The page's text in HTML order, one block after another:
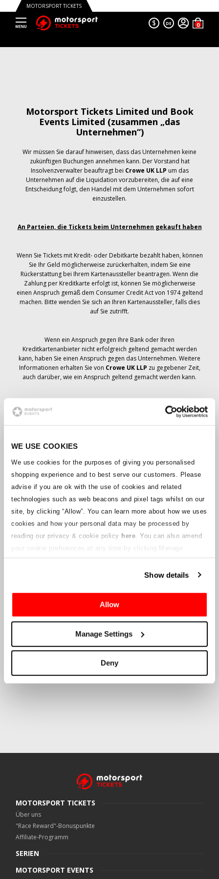
WE USE COOKIES
We use cookies for the purposes of giving you personalised
shopping experience and to best serve our customers. Please
advise if you are ok with the use of cookies and related
technologies such as web beacons and pixel tags whilst on our
site, by clicking “Allow”. You can learn more about how we uses
cookies and how your personal data may be processed by
reading our privacy & cookie policy here . You can also amend
your cookie preferences at any time by clicking Manage
Cookies in the footer of this site.
Show details
Allow
Manage Settings
Deny
MOTORSPORT TICKETS
$ DE
Motorsport Tickets Limited und Book
Events Limited (zusammen „das
Unternehmen“)
Wir müssen Sie darauf hinweisen, dass das Unternehmen keine
zukünftigen Buchungen annehmen kann. Der Vorstand hat
Insolvenzverwalter beauftragt bei Crowe UK LLP um das
Unternehmen auf die Liquidation vorzubereiten, die auf eine
Entscheidung folgt, den Handel mit dem Unternehmen sofort
einzustellen.
An Parteien, die Tickets beim Unternehmen gekauft haben
Wenn Sie Tickets mit Kredit- oder Debitkarte bezahlt haben, können
Sie Ihr Geld möglicherweise zurückerhalten, indem Sie eine
Rückerstattung bei Ihrem Kartenaussteller beantragen. Wenn die
Zahlung per Kreditkarte erfolgt ist, können Sie möglicherweise
einen Anspruch gemäß dem Consumer Credit Act von 1974 geltend
machen. Bitte wenden Sie sich an Ihren Kartenaussteller, falls dies
auf Sie zutrifft.
Wenn ein Anspruch gegen Ihre Bank oder Ihren
Kreditkartenanbieter nicht erfolgreich geltend gemacht werden
kann, haben Sie einen Anspruch gegen das Unternehmen. Weitere
Informationen erhalten Sie von Crowe UK LLP zu gegebener Zeit,
auch darüber, wie ein Anspruch geltend gemacht werden kann.
Sie haben eine Stornierungsmitteilung
bezüglich Ihrer Ticketbestellung erhalten, Ihre Buchung wurde nicht
storniert und es wird erwartet, dass Sie die von Ihnen bestellten
Unternehmens arbeitet mit den Lieferanten zusammen, um
Sollte sich der Status einzelner Buchungen ändern, wurden
Vorkehrungen getroffen, um Sie so schnell wie möglich zu
benachrichtigen. Zusätzliche Hinweise für Ticketinhaber werden auf
dieser Webseite veröffentlicht, sobald Informationen verfügbar
sind. Wir werden denjenigen mit gültigen Tickets auch eine neue E-
Mail-Adresse für den Kundenservice zur Verfügung stellen, die von
einem verbundenen Unternehmen verwaltet wird. Crowe U.K. LLP
kann keine Fragen zum Ticketvorgang und zum Zeitpunkt der
Liquidation zur Verfügung stellen, einschließlich Unterlagen
darüber, wie Sie eine Forderung gegen das Unternehmen geltend
machen können.
kann kontaktiert werden unter
motorsport.tickets@crowe.co.uk
MOTORSPORT TICKETS
Über uns
"Race Reward"-Bonuspunkte
Affiliate-Programm
SERIEN
MOTORSPORT EVENTS